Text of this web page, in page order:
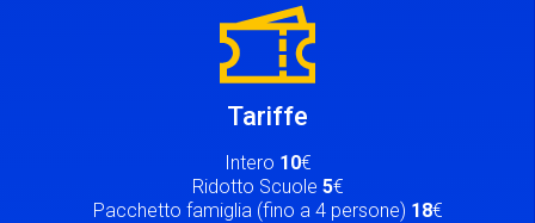
Tariffe
Intero 10€
Ridotto Scuole 5€
Pacchetto famiglia (fino a 4 persone) 18€